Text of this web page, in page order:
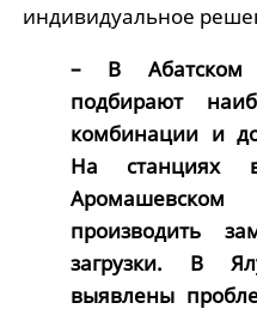
индивидуальное
– В Абатском
подбирают
комбинации и
На станциях
производить
загрузки. В
выявлены